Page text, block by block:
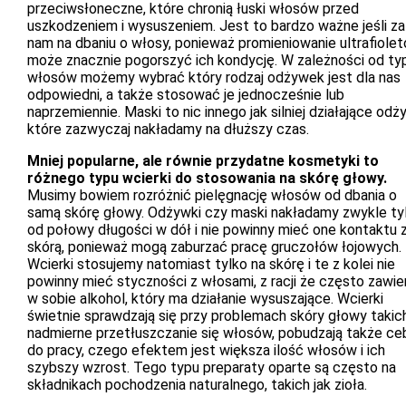
przeciwsłoneczne, które chronią łuski włosów przed
uszkodzeniem i wysuszeniem. Jest to bardzo ważne jeśli
nam na dbaniu o włosy, ponieważ promieniowanie
może znacznie pogorszyć ich kondycję. W zależności od
włosów możemy wybrać który rodzaj odżywek jest dla nas
odpowiedni, a także stosować je jednocześnie lub
naprzemiennie. Maski to nic innego jak silniej działające
które zazwyczaj nakładamy na dłuższy czas.
Mniej popularne, ale równie przydatne kosmetyki to
różnego typu wcierki do stosowania na skórę głowy.
Musimy bowiem rozróżnić pielęgnację włosów od dbania o
samą skórę głowy. Odżywki czy maski nakładamy zwykle
od połowy długości w dół i nie powinny mieć one kontaktu
skórą, ponieważ mogą zaburzać pracę gruczołów łojowych.
Wcierki stosujemy natomiast tylko na skórę i te z kolei nie
powinny mieć styczności z włosami, z racji że często
w sobie alkohol, który ma działanie wysuszające. Wcierki
świetnie sprawdzają się przy problemach skóry głowy
nadmierne przetłuszczanie się włosów, pobudzają także
do pracy, czego efektem jest większa ilość włosów i ich
szybszy wzrost. Tego typu preparaty oparte są często na
składnikach pochodzenia naturalnego, takich jak zioła.